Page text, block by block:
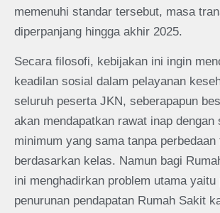
memenuhi standar tersebut, masa
diperpanjang hingga akhir 2025.
Secara filosofi, kebijakan ini ingin
keadilan sosial dalam pelayanan
seluruh peserta JKN, seberapapun
akan mendapatkan rawat inap dengan
minimum yang sama tanpa
berdasarkan kelas. Namun bagi
ini menghadirkan problem utama yaitu
penurunan pendapatan Rumah Sakit